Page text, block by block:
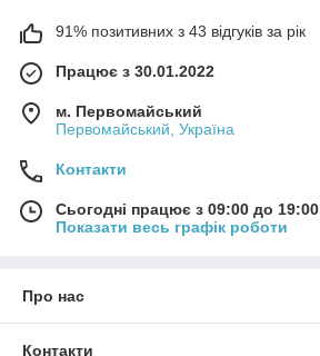
91% позитивних з 43 відгуків за рік
Працює з 30.01.2022
м. Первомайський
Первомайський, Україна
Контакти
Сьогодні працює з 09:00 до 19:00
Показати весь графік роботи
Про нас
Контакти